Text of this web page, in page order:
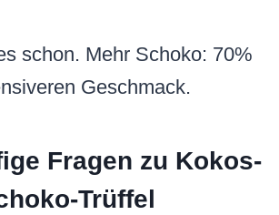
schon. Mehr Schoko: 70%
Geschmack.
Fragen zu Kokos-
Trüffel